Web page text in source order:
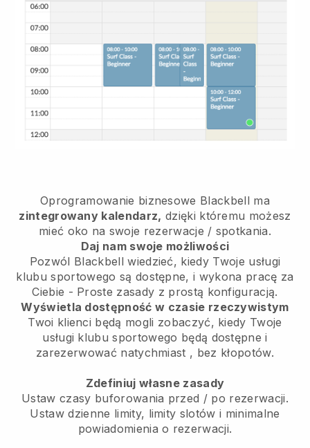
Oprogramowanie biznesowe Blackbell ma
zintegrowany kalendarz, dzięki któremu możesz
mieć oko na swoje rezerwacje / spotkania.
Daj nam swoje możliwości
Pozwól Blackbell wiedzieć, kiedy Twoje usługi
klubu sportowego są dostępne, i wykona pracę za
Ciebie - Proste zasady z prostą konfiguracją.
Wyświetla dostępność w czasie rzeczywistym
Twoi klienci będą mogli zobaczyć, kiedy Twoje
usługi klubu sportowego będą dostępne i
zarezerwować natychmiast , bez kłopotów.
Zdefiniuj własne zasady
Ustaw czasy buforowania przed / po rezerwacji.
Ustaw dzienne limity, limity slotów i minimalne
powiadomienia o rezerwacji.